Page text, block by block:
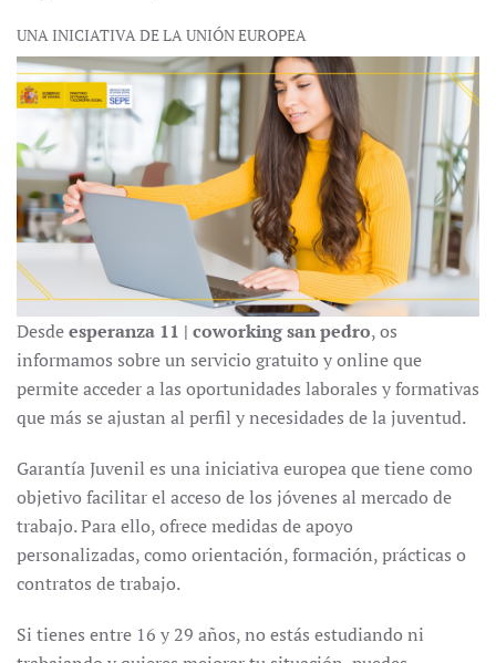
UNA INICIATIVA DE LA UNIÓN EUROPEA
Desdeesperanza 11 | coworking san pedro, os
informamos sobre un servicio gratuito y online que
permite acceder a las oportunidades laborales y formativas
que más se ajustan al perfil y necesidades de la juventud.
Garantía Juvenil es una iniciativa europea que tiene como
objetivo facilitar el acceso de los jóvenes al mercado de
trabajo. Para ello, ofrece medidas de apoyo
personalizadas, como orientación, formación, prácticas o
contratos de trabajo.
Si tienes entre 16 y 29 años, no estás estudiando ni